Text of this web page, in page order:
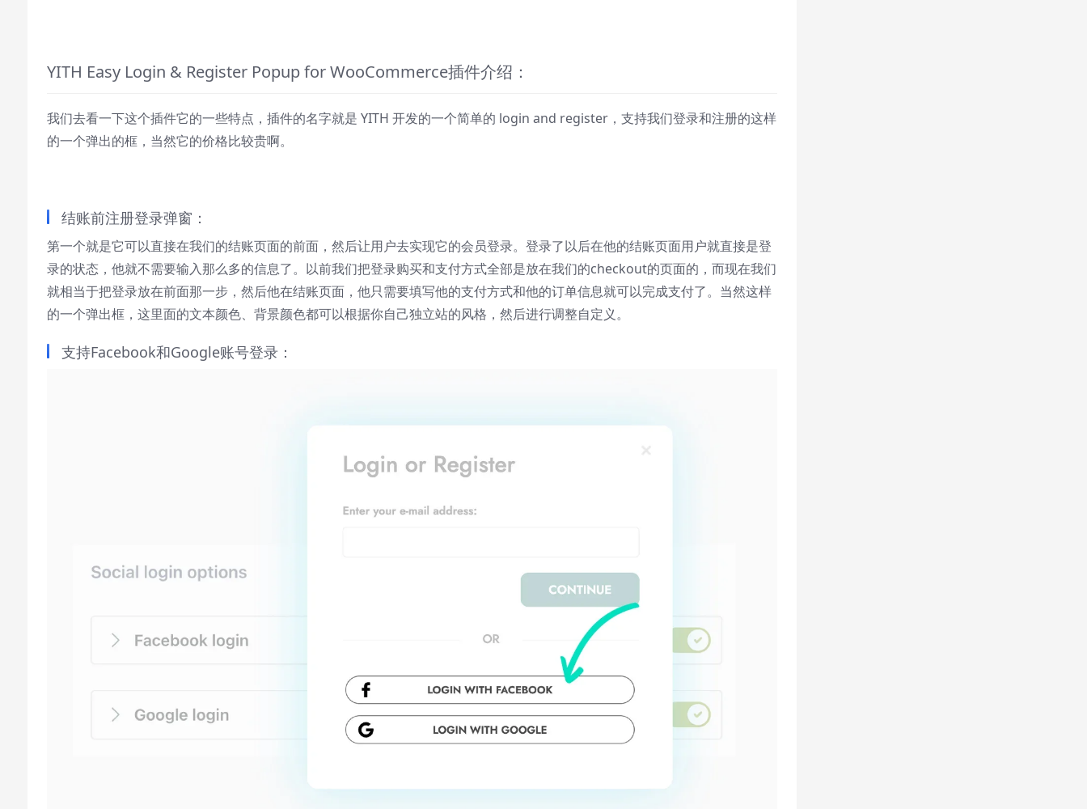
Font Family
values
Close Modal Dialog
End of dialog window.
YITH Easy Login & Register Popup for WooCommerce插件介绍：
我们去看一下这个插件它的一些特点，插件的名字就是 YITH 开发的一个简单的 login and register，支持我们登录和注册的这样
的一个弹出的框，当然它的价格比较贵啊。
结账前注册登录弹窗：
第一个就是它可以直接在我们的结账页面的前面，然后让用户去实现它的会员登录。登录了以后在他的结账页面用户就直接是登
录的状态，他就不需要输入那么多的信息了。以前我们把登录购买和支付方式全部是放在我们的checkout的页面的，而现在我们
就相当于把登录放在前面那一步，然后他在结账页面，他只需要填写他的支付方式和他的订单信息就可以完成支付了。当然这样
的一个弹出框，这里面的文本颜色、背景颜色都可以根据你自己独立站的风格，然后进行调整自定义。
支持Facebook和Google账号登录：